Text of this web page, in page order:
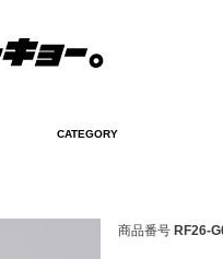
CATEGORY
商品番号 RF26-